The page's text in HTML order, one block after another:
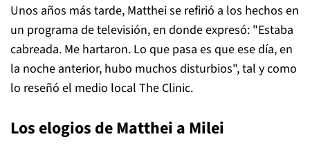
Unos años más tarde, Matthei se refirió a los hechos en
un programa de televisión, en donde expresó: "Estaba
cabreada. Me hartaron. Lo que pasa es que ese día, en
la noche anterior, hubo muchos disturbios", tal y como
lo reseñó el medio local The Clinic.
Los elogios de Matthei a Milei